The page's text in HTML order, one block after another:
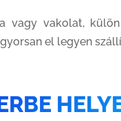
vagy vakolat,
el legyen